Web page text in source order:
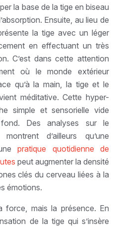
la base de la tige en biseau
Ensuite, au lieu de
la tige avec un léger
en effectuant un très
C’est dans cette attention
où le monde extérieur
qu’à la main, la tige et le
méditative. Cette hyper-
simple et sensorielle vide
Des analyses sur le
d’ailleurs qu’une
pratique quotidienne de
peut augmenter la densité
clés du cerveau liées à la
émotions.
force, mais la présence. En
de la tige qui s’insère